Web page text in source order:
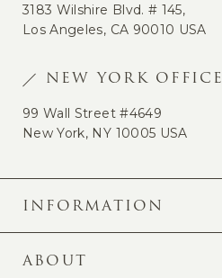
3183 Wilshire Blvd. # 145,
Los Angeles, CA 90010 USA
NEW YORK OFFICE
99 Wall Street #4649
New York, NY 10005 USA
INFORMATION
ABOUT